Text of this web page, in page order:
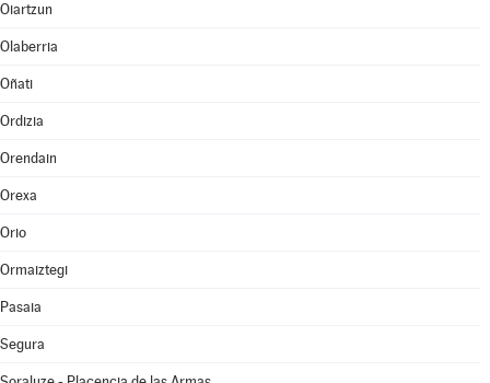
Oiartzun
Olaberria
Oñati
Ordizia
Orendain
Orexa
Orio
Ormaiztegi
Pasaia
Segura